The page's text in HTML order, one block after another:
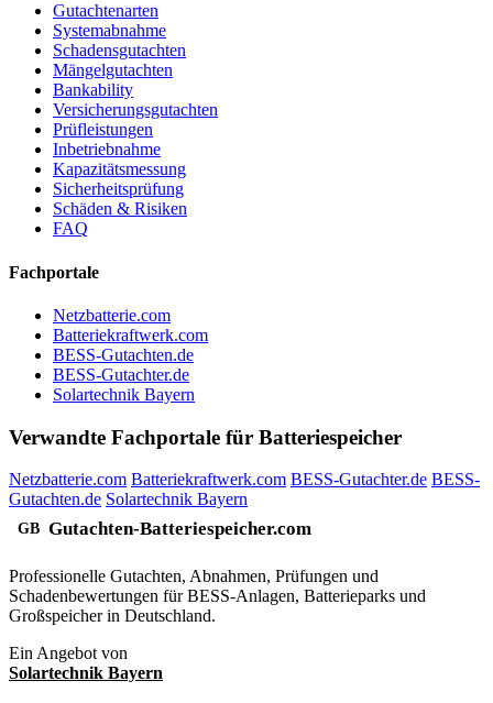
Gutachtenarten
Systemabnahme
Schadensgutachten
Mängelgutachten
Bankability
Versicherungsgutachten
Prüfleistungen
Inbetriebnahme
Kapazitätsmessung
Sicherheitsprüfung
Schäden & Risiken
FAQ
Fachportale
Netzbatterie.com
Batteriekraftwerk.com
BESS-Gutachten.de
BESS-Gutachter.de
Solartechnik Bayern
Verwandte Fachportale für Batteriespeicher
Netzbatterie.com Batteriekraftwerk.com BESS-Gutachter.de BESS-
Gutachten.de Solartechnik Bayern
GB Gutachten-Batteriespeicher.com
Professionelle Gutachten, Abnahmen, Prüfungen und
Schadenbewertungen für BESS-Anlagen, Batterieparks und
Großspeicher in Deutschland.
Ein Angebot von
Solartechnik Bayern